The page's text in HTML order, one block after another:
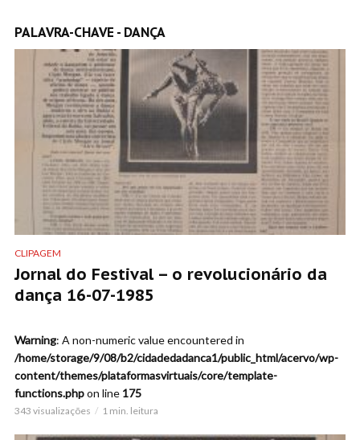
PALAVRA-CHAVE - DANÇA
CLIPAGEM
Jornal do Festival – o revolucionário da
dança 16-07-1985
Warning: A non-numeric value encountered in
/home/storage/9/08/b2/cidadedadanca1/public_html/acervo/wp-
content/themes/plataformasvirtuais/core/template-
functions.phpon line 175
343 visualizações 1 min. leitura